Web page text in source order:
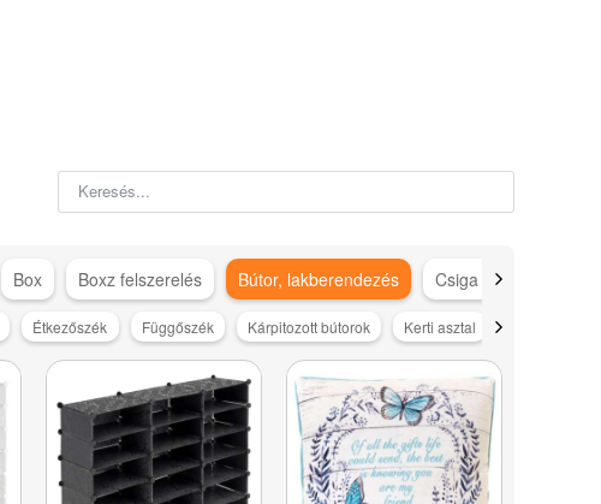
Box Boxz felszerelés Bútor, lakberendezés Csiga gép kiegészítő
Étkezőszék Függőszék Kárpitozott bútorok Kerti asztal